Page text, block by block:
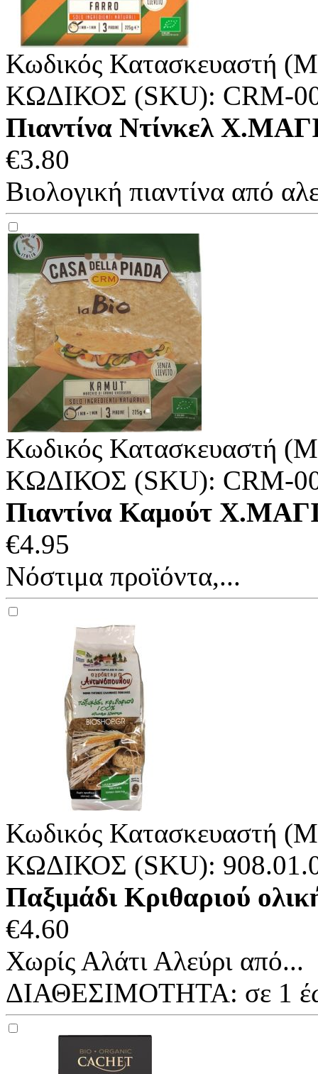
Κωδικός Κατασκευαστή
ΚΩΔΙΚΟΣ (SKU): CRM-
Πιαντίνα Ντίνκελ
€3.80
Βιολογική πιαντίνα από
Κωδικός Κατασκευαστή
ΚΩΔΙΚΟΣ (SKU): CRM-
Πιαντίνα Καμούτ
€4.95
Νόστιμα προϊόντα,...
Κωδικός Κατασκευαστή
ΚΩΔΙΚΟΣ (SKU):
Παξιμάδι Κριθαριού
€4.60
Χωρίς Αλάτι Αλεύρι από...
ΔΙΑΘΕΣΙΜΟΤΗΤΑ: σε 1